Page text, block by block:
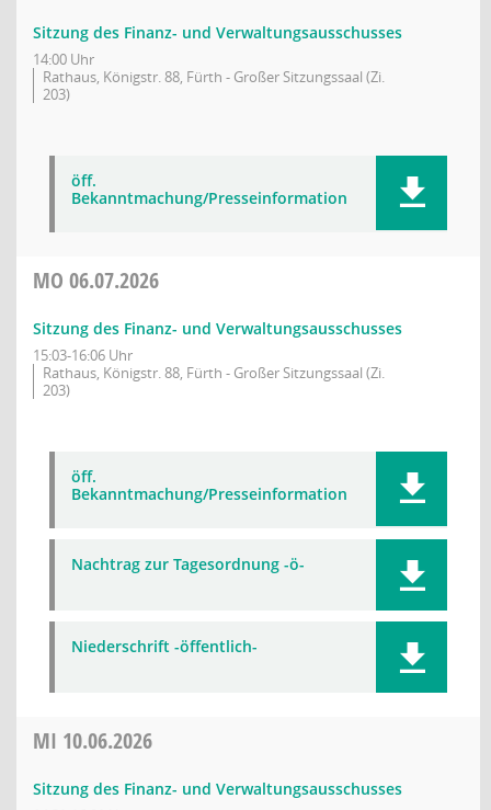
Sitzung des Finanz- und Verwaltungsausschusses
14:00 Uhr
Rathaus, Königstr. 88, Fürth - Großer Sitzungssaal (Zi.
203)
öff.
Bekanntmachung/Presseinformation
MO 06.07.2026
Sitzung des Finanz- und Verwaltungsausschusses
15:03-16:06 Uhr
Rathaus, Königstr. 88, Fürth - Großer Sitzungssaal (Zi.
203)
öff.
Bekanntmachung/Presseinformation
Nachtrag zur Tagesordnung -ö-
Niederschrift -öffentlich-
MI 10.06.2026
Sitzung des Finanz- und Verwaltungsausschusses